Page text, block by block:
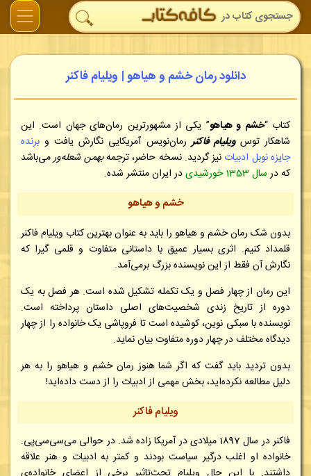
دانلود رمان خشم و هیاهو | ویلیام فاکنر
کتاب “خشم و هیاهو” یکی از مشهورترین رمان‌های جهان است. این
شاهکار توسویلیام فاکنررمان‌نویس آمریکایی نگارش یافت و برنده
جایزه نوبل ادبیات نیز گردید. نسخه حاضر، ترجمهبهمن شعله‌ورمی‌باشد
که درسال 1353 خورشیدی
در ایران منتشر شده.
خشم و هیاهو
بدون شک رمان خشم و هیاهو را باید به عنوان بهترین کتاب ویلیام فاکنر
قلمداد کنیم. اثری بسیار عمیق با داستانی متفاوت و قلمی گیرا که
نگارش آن فقط از این نویسنده بزرگ برمی‌آمد.
این رمان از چهار فصل و یک تکمله تشکیل شده است. هر فصل به یک
دوره از تاریخ زندی شخصیت‌های اصلی داستان پرداخته است.
نویسنده با سبکی نوین، کوشیده است تا فروپاشی یک خانواده را از چهار
دیدگاه مختلف در چهار دوره متفاوت بیان نماید.
بدون تردید باید گفت که اگر شما هنوز رمان خشم و هیاهو را به هر
دلیل مطالعه نکرده‌اید، بخش مهمی از ادبیات را از دست داده‌اید!
ویلیام فاکنر
فاکنر در سال 1897 میلادی در آمریکا زاده شد. در حوالی می‌سی‌سی‌پی.
خانواده او اغلب درگیر سیاست بودند و کمتر به ادبیات و هنر علاقه